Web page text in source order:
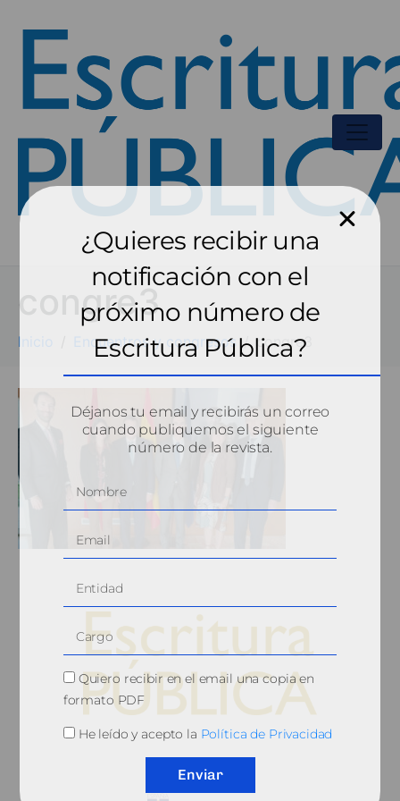
congre3
Inicio Encuentros y congresos congre3
© 2010, Consejo General del Notariado
¿Quieres recibir una
notificación con el
próximo número de
Escritura Pública?
Déjanos tu email y recibirás un correo
cuando publiquemos el siguiente
número de la revista.
Quiero recibir en el email una copia en
formato PDF
He leído y acepto la Política de Privacidad
Enviar